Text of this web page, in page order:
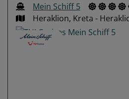
Mein Schiff 5
Heraklion, Kreta -